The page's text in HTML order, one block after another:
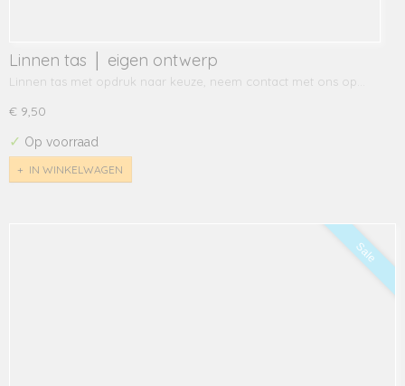
Linnen tas │ eigen ontwerp
Linnen tas met opdruk naar keuze, neem contact met ons op…
€ 9,50
✓ Op voorraad
IN WINKELWAGEN
Sale